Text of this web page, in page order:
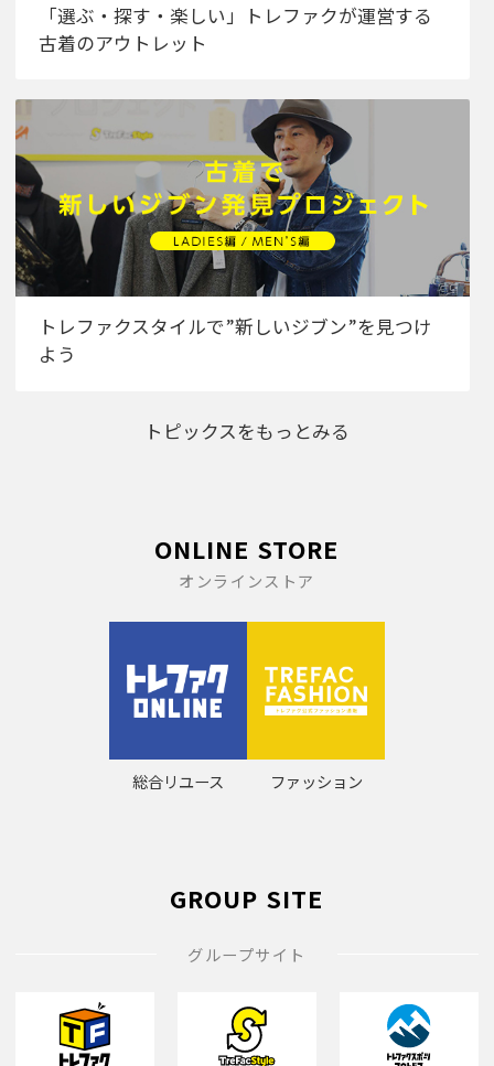
「選ぶ・探す・楽しい」トレファクが運営する
古着のアウトレット
トレファクスタイルで”新しいジブン”を見つけ
よう
トピックスをもっとみる
ONLINE STORE
オンラインストア
総合リユース ファッション
GROUP SITE
グループサイト